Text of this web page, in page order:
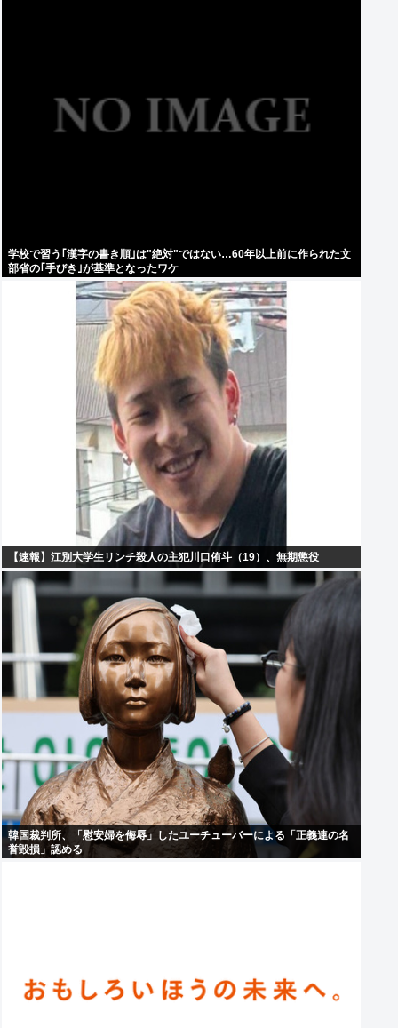
学校で習う｢漢字の書き順｣は"絶対"ではない…60年以上前に作られた文
部省の｢手びき｣が基準となったワケ
【速報】江別大学生リンチ殺人の主犯川口侑斗（19）、無期懲役
韓国裁判所、「慰安婦を侮辱」したユーチューバーによる「正義連の名
誉毀損」認める